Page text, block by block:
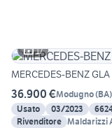
17
MERCEDES-BENZ
36.900 €Modugno(BA)
Usato
03/2023
Rivenditore Maldarizzi